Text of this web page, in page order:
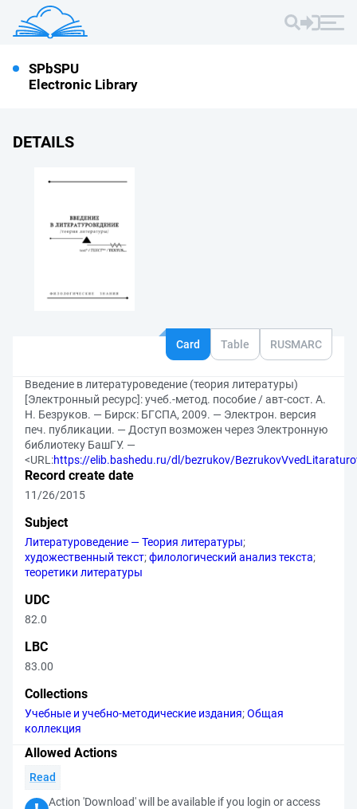
SPbSPU
Electronic Library
DETAILS
Card Table RUSMARC
Введение в литературоведение (теория литературы)
[Электронный ресурс]: учеб.-метод. пособие / авт-сост. А.
Н. Безруков. — Бирск: БГСПА, 2009. — Электрон. версия
печ. публикации. — Доступ возможен через Электронную
библиотеку БашГУ. —
<URL:https://elib.bashedu.ru/dl/bezrukov/
Record create date
11/26/2015
Subject
Литературоведение — Теория литературы;
художественный текст;филологический анализ текста;
теоретики литературы
UDC
82.0
LBC
83.00
Collections
Учебные и учебно-методические издания;Общая
коллекция
Allowed Actions
Read
Action 'Download' will be available if you login or access